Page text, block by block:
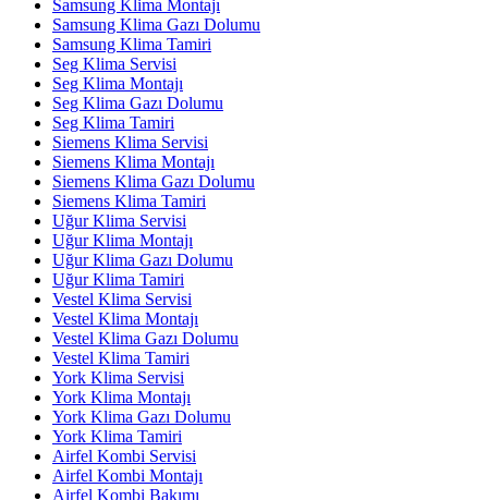
Samsung Klima Montajı
Samsung Klima Gazı Dolumu
Samsung Klima Tamiri
Seg Klima Servisi
Seg Klima Montajı
Seg Klima Gazı Dolumu
Seg Klima Tamiri
Siemens Klima Servisi
Siemens Klima Montajı
Siemens Klima Gazı Dolumu
Siemens Klima Tamiri
Uğur Klima Servisi
Uğur Klima Montajı
Uğur Klima Gazı Dolumu
Uğur Klima Tamiri
Vestel Klima Servisi
Vestel Klima Montajı
Vestel Klima Gazı Dolumu
Vestel Klima Tamiri
York Klima Servisi
York Klima Montajı
York Klima Gazı Dolumu
York Klima Tamiri
Airfel Kombi Servisi
Airfel Kombi Montajı
Airfel Kombi Bakımı